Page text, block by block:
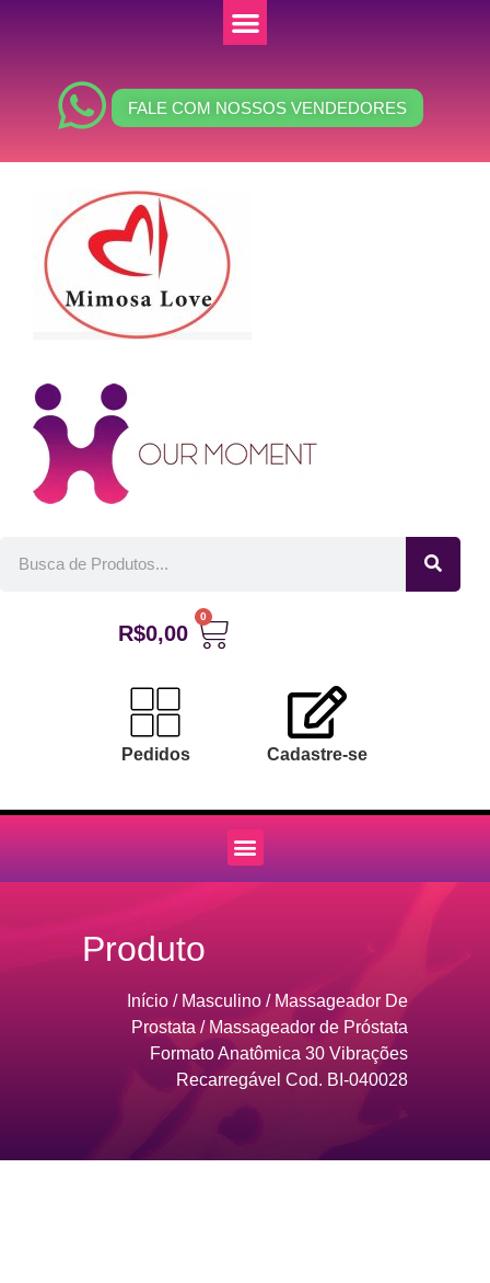
FALE COM NOSSOS VENDEDORES
R$0,00
0
Pedidos Cadastre-se
Produto
Início / Masculino / Massageador De
Prostata / Massageador de Próstata
Formato Anatômica 30 Vibrações
Recarregável Cod. BI-040028